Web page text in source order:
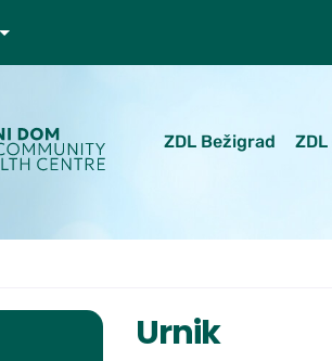
ZDL Bežigrad
Urnik